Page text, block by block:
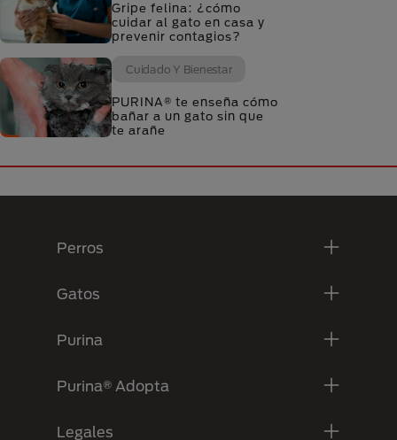
Gripe felina: ¿cómo
cuidar al gato en casa y
prevenir contagios?
Cuidado Y Bienestar
PURINA® te enseña cómo
bañar a un gato sin que
te arañe
Perros
Gatos
Purina
Purina® Adopta
Legales